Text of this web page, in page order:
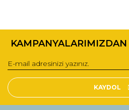
konularda yetersiz gördüğünüz
Görüş ve önerileriniz için teşekkür
Ürün resmi kalitesiz, bozuk veya
Ürün açıklamasında eksik bilgiler
KAYDOL